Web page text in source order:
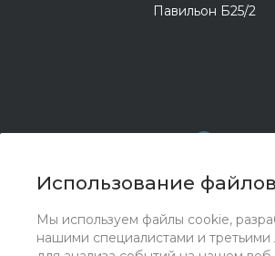
Использование
Мы используем файлы cookie,
нашими специалистами и третьими
Павильон Б25/2
© 2017 - 2026 ООО "Комплектстрой
защищены